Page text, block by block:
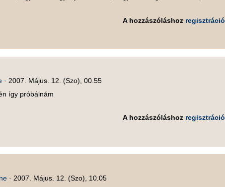
A hozzászóláshoz regisztráció
· 2007. Május. 12. (Szo), 00.55
így próbálnám
A hozzászóláshoz regisztráció
· 2007. Május. 12. (Szo), 10.05